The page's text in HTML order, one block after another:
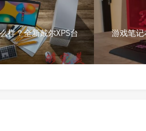
样？全新戴尔XPS台
游戏笔记